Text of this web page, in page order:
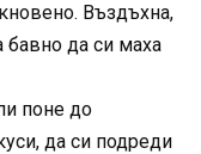
Въздъхна,
бавно да си маха
поне до
да си подреди